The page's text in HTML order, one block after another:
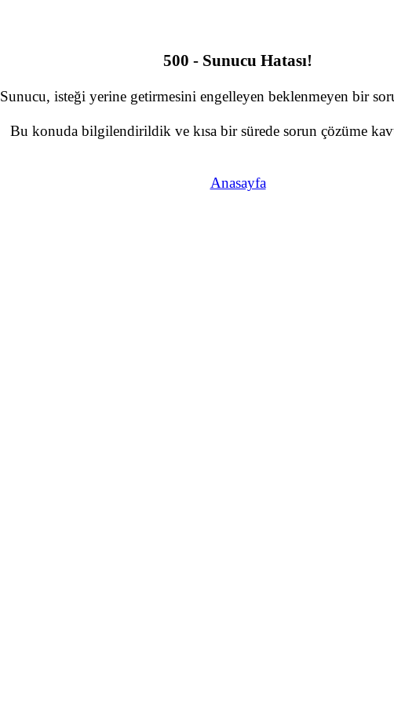
500 - Sunucu Hatası!
Sunucu, isteği yerine getirmesini engelleyen beklenmeyen bir
Bu konuda bilgilendirildik ve kısa bir sürede sorun çözüme
Anasayfa